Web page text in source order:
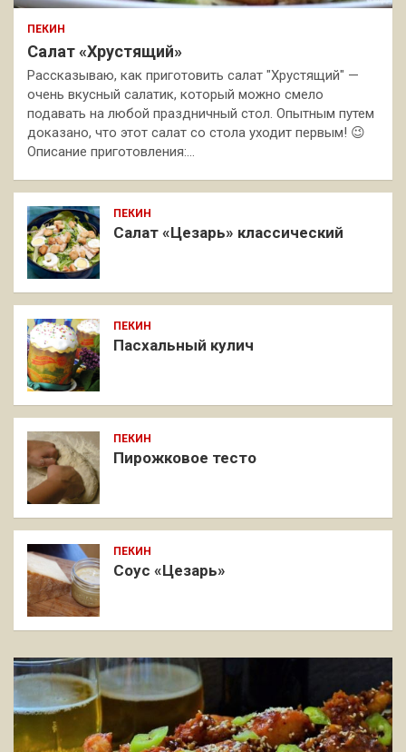
ПЕКИН
Салат «Хрустящий»
Рассказываю, как приготовить салат "Хрустящий" —
очень вкусный салатик, который можно смело
подавать на любой праздничный стол. Опытным путем
доказано, что этот салат со стола уходит первым! 😉
Описание приготовления:…
ПЕКИН
Салат «Цезарь» классический
ПЕКИН
Пасхальный кулич
ПЕКИН
Пирожковое тесто
ПЕКИН
Соус «Цезарь»